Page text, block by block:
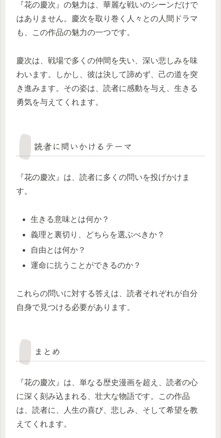
『花の慶次』の魅力は、華麗な戦いのシーンだけで
はありません。慶次を取り巻く人々との人間ドラマ
も、この作品の魅力の一つです。
慶次は、戦場で多くの仲間を失い、深い悲しみを味
わいます。しかし、彼は決して諦めず、己の道を突
き進みます。その姿は、読者に感動を与え、生きる
勇気を与えてくれます。
読者に問いかけるテーマ
『花の慶次』は、読者に多くの問いを投げかけま
す。
生きる意味とは何か？
義理と裏切り、どちらを選ぶべきか？
自由とは何か？
運命に抗うことができるのか？
これらの問いに対する答えは、読者それぞれが自分
自身で見つける必要があります。
まとめ
『花の慶次』は、単なる歴史漫画を超え、読者の心
に深く刻み込まれる、壮大な物語です。この作品
は、読者に、人生の喜び、悲しみ、そして希望を教
えてくれます。